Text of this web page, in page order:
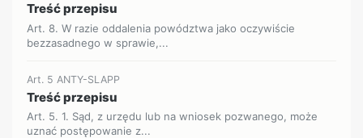
Treść przepisu
Art. 8. W razie oddalenia powództwa jako oczywiście
bezzasadnego w sprawie,...
Art. 5 ANTY-SLAPP
Treść przepisu
Art. 5. 1. Sąd, z urzędu lub na wniosek pozwanego, może
uznać postępowanie z...